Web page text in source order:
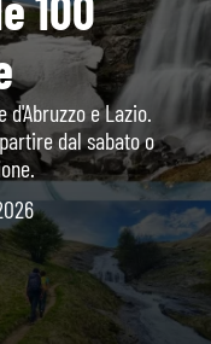
e Lazio.
dal sabato o